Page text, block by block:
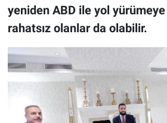
yeniden ABD ile yol yürümeye
rahatsız olanlar da olabilir.